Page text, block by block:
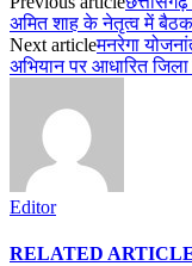
अमित शाह के नेतृत्व में
Next articleमनरेगा
अभियान पर आधारित जिला
Editor
RELATED